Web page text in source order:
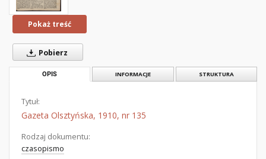
Pokaż treść
Pobierz
OPIS INFORMACJE STRUKTURA
Tytuł:
Gazeta Olsztyńska, 1910, nr 135
Rodzaj dokumentu:
czasopismo